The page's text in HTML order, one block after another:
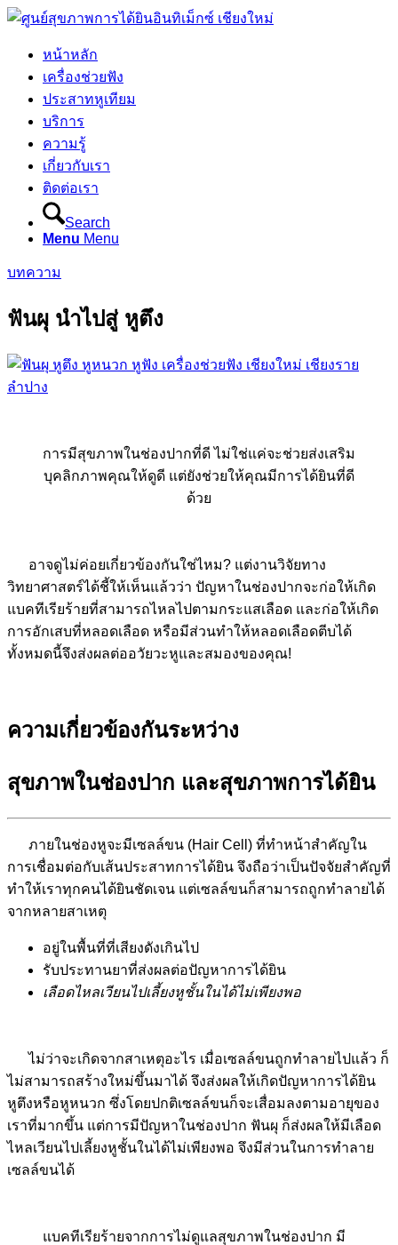
หน้าหลัก
เครื่องช่วยฟัง
ประสาทหูเทียม
บริการ
ความรู้
เกี่ยวกับเรา
ติดต่อเรา
Search
Menu Menu
บทความ
ฟันผุ นำไปสู่ หูตึง
การมีสุขภาพในช่องปากที่ดี ไม่ใช่แค่จะช่วยส่งเสริม
บุคลิกภาพคุณให้ดูดี แต่ยังช่วยให้คุณมีการได้ยินที่ดี
ด้วย
อาจดูไม่ค่อยเกี่ยวข้องกันใช่ไหม? แต่งานวิจัยทาง
วิทยาศาสตร์ได้ชี้ให้เห็นแล้วว่า ปัญหาในช่องปากจะก่อให้เกิด
แบคทีเรียร้ายที่สามารถไหลไปตามกระแสเลือด และก่อให้เกิด
การอักเสบที่หลอดเลือด หรือมีส่วนทำให้หลอดเลือดตีบได้
ทั้งหมดนี้จึงส่งผลต่ออวัยวะหูและสมองของคุณ!
ความเกี่ยวข้องกันระหว่าง
สุขภาพในช่องปาก และสุขภาพการได้ยิน
ภายในช่องหูจะมีเซลล์ขน (Hair Cell) ที่ทำหน้าสำคัญใน
การเชื่อมต่อกับเส้นประสาทการได้ยิน จึงถือว่าเป็นปัจจัยสำคัญที่
ทำให้เราทุกคนได้ยินชัดเจน แต่เซลล์ขนก็สามารถถูกทำลายได้
จากหลายสาเหตุ
อยู่ในพื้นที่ที่เสียงดังเกินไป
รับประทานยาที่ส่งผลต่อปัญหาการได้ยิน
เลือดไหลเวียนไปเลี้ยงหูชั้นในได้ไม่เพียงพอ
ไม่ว่าจะเกิดจากสาเหตุอะไร เมื่อเซลล์ขนถูกทำลายไปแล้ว ก็
ไม่สามารถสร้างใหม่ขึ้นมาได้ จึงส่งผลให้เกิดปัญหาการได้ยิน
หูตึงหรือหูหนวก ซึ่งโดยปกติเซลล์ขนก็จะเสื่อมลงตามอายุของ
เราที่มากขึ้น แต่การมีปัญหาในช่องปาก ฟันผุ ก็ส่งผลให้มีเลือด
ไหลเวียนไปเลี้ยงหูชั้นในได้ไม่เพียงพอ จึงมีส่วนในการทำลาย
เซลล์ขนได้
แบคทีเรียร้ายจากการไม่ดูแลสุขภาพในช่องปาก มี